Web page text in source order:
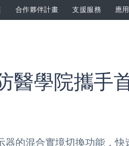
合作夥伴計畫 支援服務 應
醫學院攜手
的混合實境切換功能，